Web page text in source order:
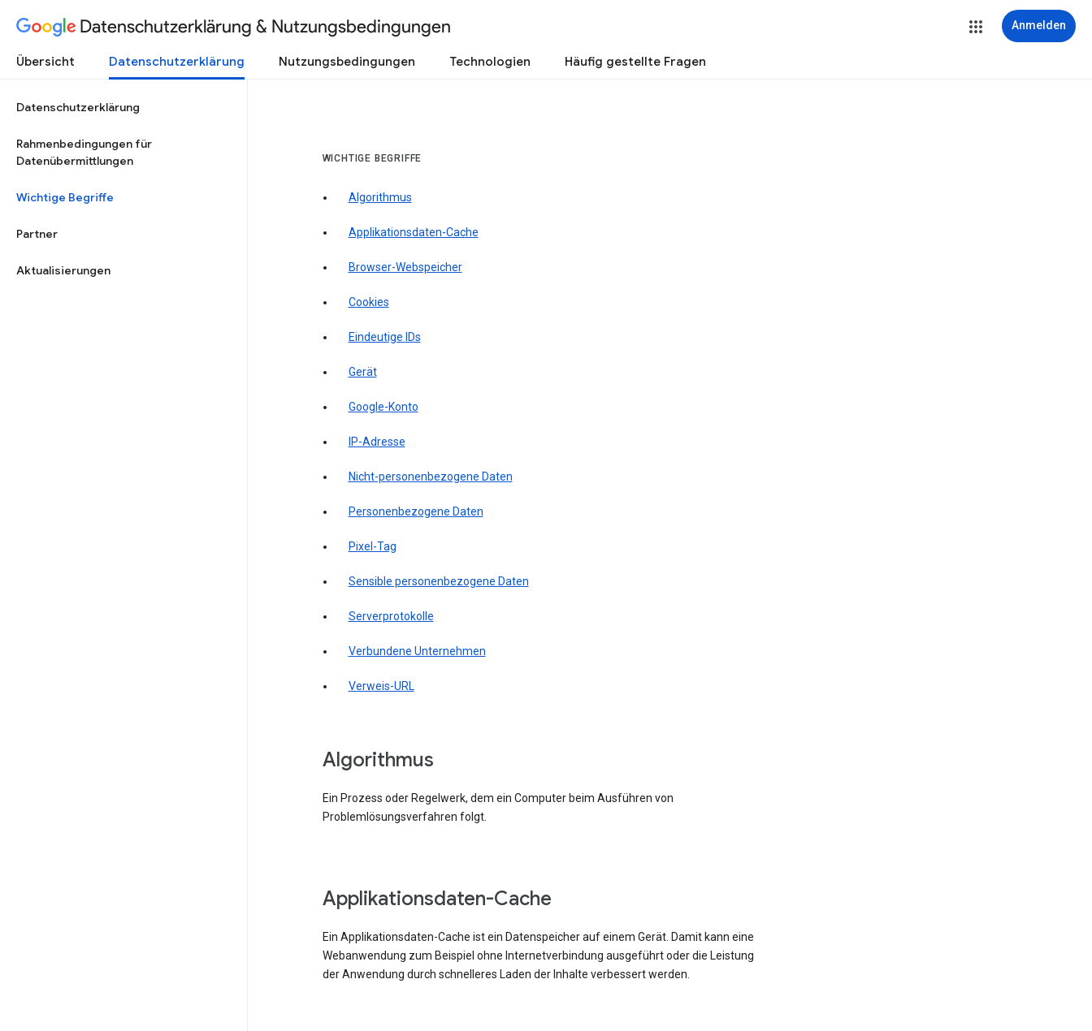
Datenschutzerklärung & Nutzungsbedingungen Anmelden
Übersicht Datenschutzerklärung Nutzungsbedingungen Technologien Häufig gestellte Fragen
Datenschutzerklärung
Rahmenbedingungen für
Datenübermittlungen
Wichtige Begriffe
Partner
Aktualisierungen
WICHTIGE BEGRIFFE
Algorithmus
Applikationsdaten-Cache
Browser-Webspeicher
Cookies
Eindeutige IDs
Gerät
Google-Konto
IP-Adresse
Nicht-personenbezogene Daten
Personenbezogene Daten
Pixel-Tag
Sensible personenbezogene Daten
Serverprotokolle
Verbundene Unternehmen
Verweis-URL
Algorithmus
Ein Prozess oder Regelwerk, dem ein Computer beim Ausführen von
Problemlösungsverfahren folgt.
Applikationsdaten-Cache
Ein Applikationsdaten-Cache ist ein Datenspeicher auf einem Gerät. Damit kann eine
Webanwendung zum Beispiel ohne Internetverbindung ausgeführt oder die Leistung
der Anwendung durch schnelleres Laden der Inhalte verbessert werden.